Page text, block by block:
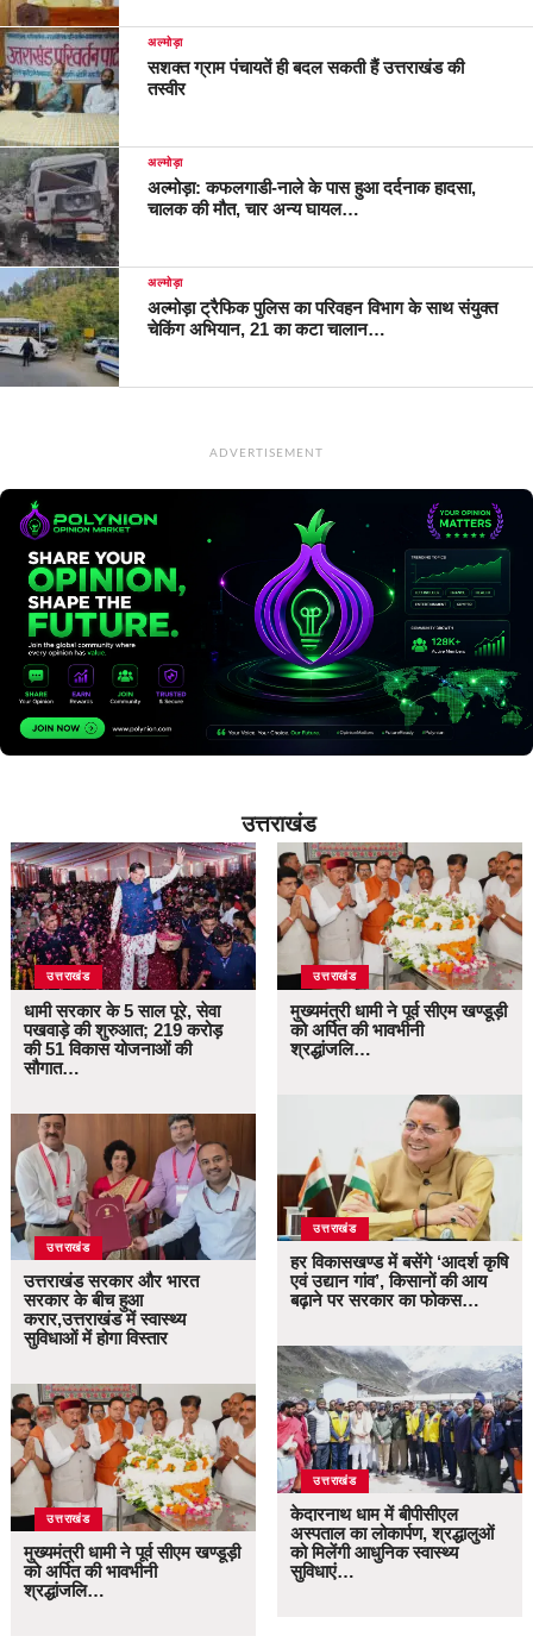
अल्मोड़ा
सशक्त ग्राम पंचायतें ही बदल सकती हैं उत्तराखंड की
तस्वीर
अल्मोड़ा
अल्मोड़ा: कफलगाडी-नाले के पास हुआ दर्दनाक हादसा,
चालक की मौत, चार अन्य घायल…
अल्मोड़ा
अल्मोड़ा ट्रैफिक पुलिस का परिवहन विभाग के साथ संयुक्त
चेकिंग अभियान, 21 का कटा चालान…
ADVERTISEMENT
उत्तराखंड
उत्तराखंड
धामी सरकार के 5 साल पूरे, सेवा
पखवाड़े की शुरुआत; 219 करोड़
की 51 विकास योजनाओं की
सौगात…
उत्तराखंड
उत्तराखंड सरकार और भारत
सरकार के बीच हुआ
करार,उत्तराखंड में स्वास्थ्य
सुविधाओं में होगा विस्तार
उत्तराखंड
मुख्यमंत्री धामी ने पूर्व सीएम खण्डूड़ी
को अर्पित की भावभीनी
श्रद्धांजलि…
उत्तराखंड
मुख्यमंत्री धामी ने पूर्व सीएम खण्डूड़ी
को अर्पित की भावभीनी
श्रद्धांजलि…
उत्तराखंड
हर विकासखण्ड में बसेंगे ‘आदर्श कृषि
एवं उद्यान गांव’, किसानों की आय
बढ़ाने पर सरकार का फोकस…
उत्तराखंड
केदारनाथ धाम में बीपीसीएल
अस्पताल का लोकार्पण, श्रद्धालुओं
को मिलेंगी आधुनिक स्वास्थ्य
सुविधाएं…